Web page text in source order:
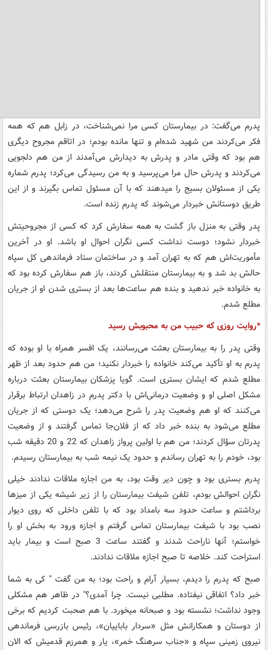
پدرم می‌گفت: در بیمارستان کسی مرا نمی‌شناخت، در زابل هم که همه
فکر می‌کردند من شهید شده‌ام و تنها مانده بودم؛ در اتاقم مجروح دیگری
هم بود که وقتی مادر و پدرش به دیدارش می‌آمدند از من هم دلجویی
می‌‌کردند و پدرش حال مرا می‌پرسید و به من رسیدگی می‌کرد؛ پدرم شماره
یکی از مسئولان بسیج را می‏دهند که با آن مسئول تماس بگیرند و از این
طریق دوستانش خبردار می‌شوند که پدرم زنده است.
پدر وقتی به منزل باز ‌گشت به همه سفارش کرد که کسی از مجروحیتش
خبردار نشود؛ دوست نداشت کسی نگران احوال او باشد. او در آخرین
مأموریت‌اش هم که به تهران آمد و در ساختمان ستاد فرماندهی کل سپاه
حالش بد شد و به بیمارستان منتقلش کردند، باز هم سفارش کرده بود که
به خانواده خبر ندهید و بنده هم ساعت‌ها بعد از بستری شدن او از جریان
مطلع شدم.
*روایت روزی که حبیب من به محبوبش رسید
وقتی پدر را به بیمارستان بعثت می‌رسانند، یک افسر همراه با او بوده که
پدرم به او تأکید می‌کند خانواده را خبردار نکنید؛ من هم حدود بعد از ظهر
مطلع شدم که ایشان بستری است. گویا پزشکان بیمارستان بعثت درباره
مشکل اصلی او و وضعیت درمانی‌اش با دکتر پدرم در زاهدان ارتباط برقرار
می‌کنند که او هم وضعیت پدر را شرح می‌دهد؛ یک دوستی که از جریان
مطلع می‌شود به بنده خبر داد که از فلان‌جا تماس گرفتند و از وضعیت
پدرتان سؤال کردند؛ من هم با اولین پرواز زاهدان که 22 و 20 دقیقه شب
بود، خودم را به تهران رساندم و حدود یک نیمه شب به بیمارستان رسیدم.
پدرم بستری بود و چون دیر وقت بود، به من اجازه ملاقات ندادند خیلی
نگران احوالش بودم، تلفن شیفت بیمارستان را از زیر شیشه یکی از میزها
برداشتم و ساعت حدود سه بامداد بود که با تلفن داخلی که روی دیوار
نصب بود با شیفت بیمارستان تماس گرفتم و اجازه ورود به بخش او را
خواستم؛ آنها ناراحت شدند و گفتند ساعت 3 صبح است و بیمار باید
استراحت کند. خلاصه تا صبح اجازه ملاقات ندادند.
صبح که پدرم را دیدم، بسیار آرام و راحت بود؛ به من گفت " کی به شما
خبر داد؟ اتفاقی نیفتاده. مطلبی نیست. چرا آمدی؟" در ظاهر هم مشکلی
وجود نداشت؛ نشسته بود و صبحانه می‏خورد. با هم صحبت ‌کردیم که برخی
از دوستان و همکارانش مثل «سردار باباییان»، رئیس بازرسی فرماندهی
نیروی زمینی سپاه و «جناب سرهنگ خمر»، یار و همرزم قدمیش که الان